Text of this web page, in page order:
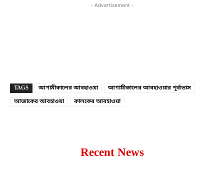
- Advertisement -
TAGS আগামীকালের আবহাওয়া
আগামীকালের আবহাওয়ার পূর্বাভাস
আজাকের আবহাওয়া
কালকের আবহাওয়া
Recent News